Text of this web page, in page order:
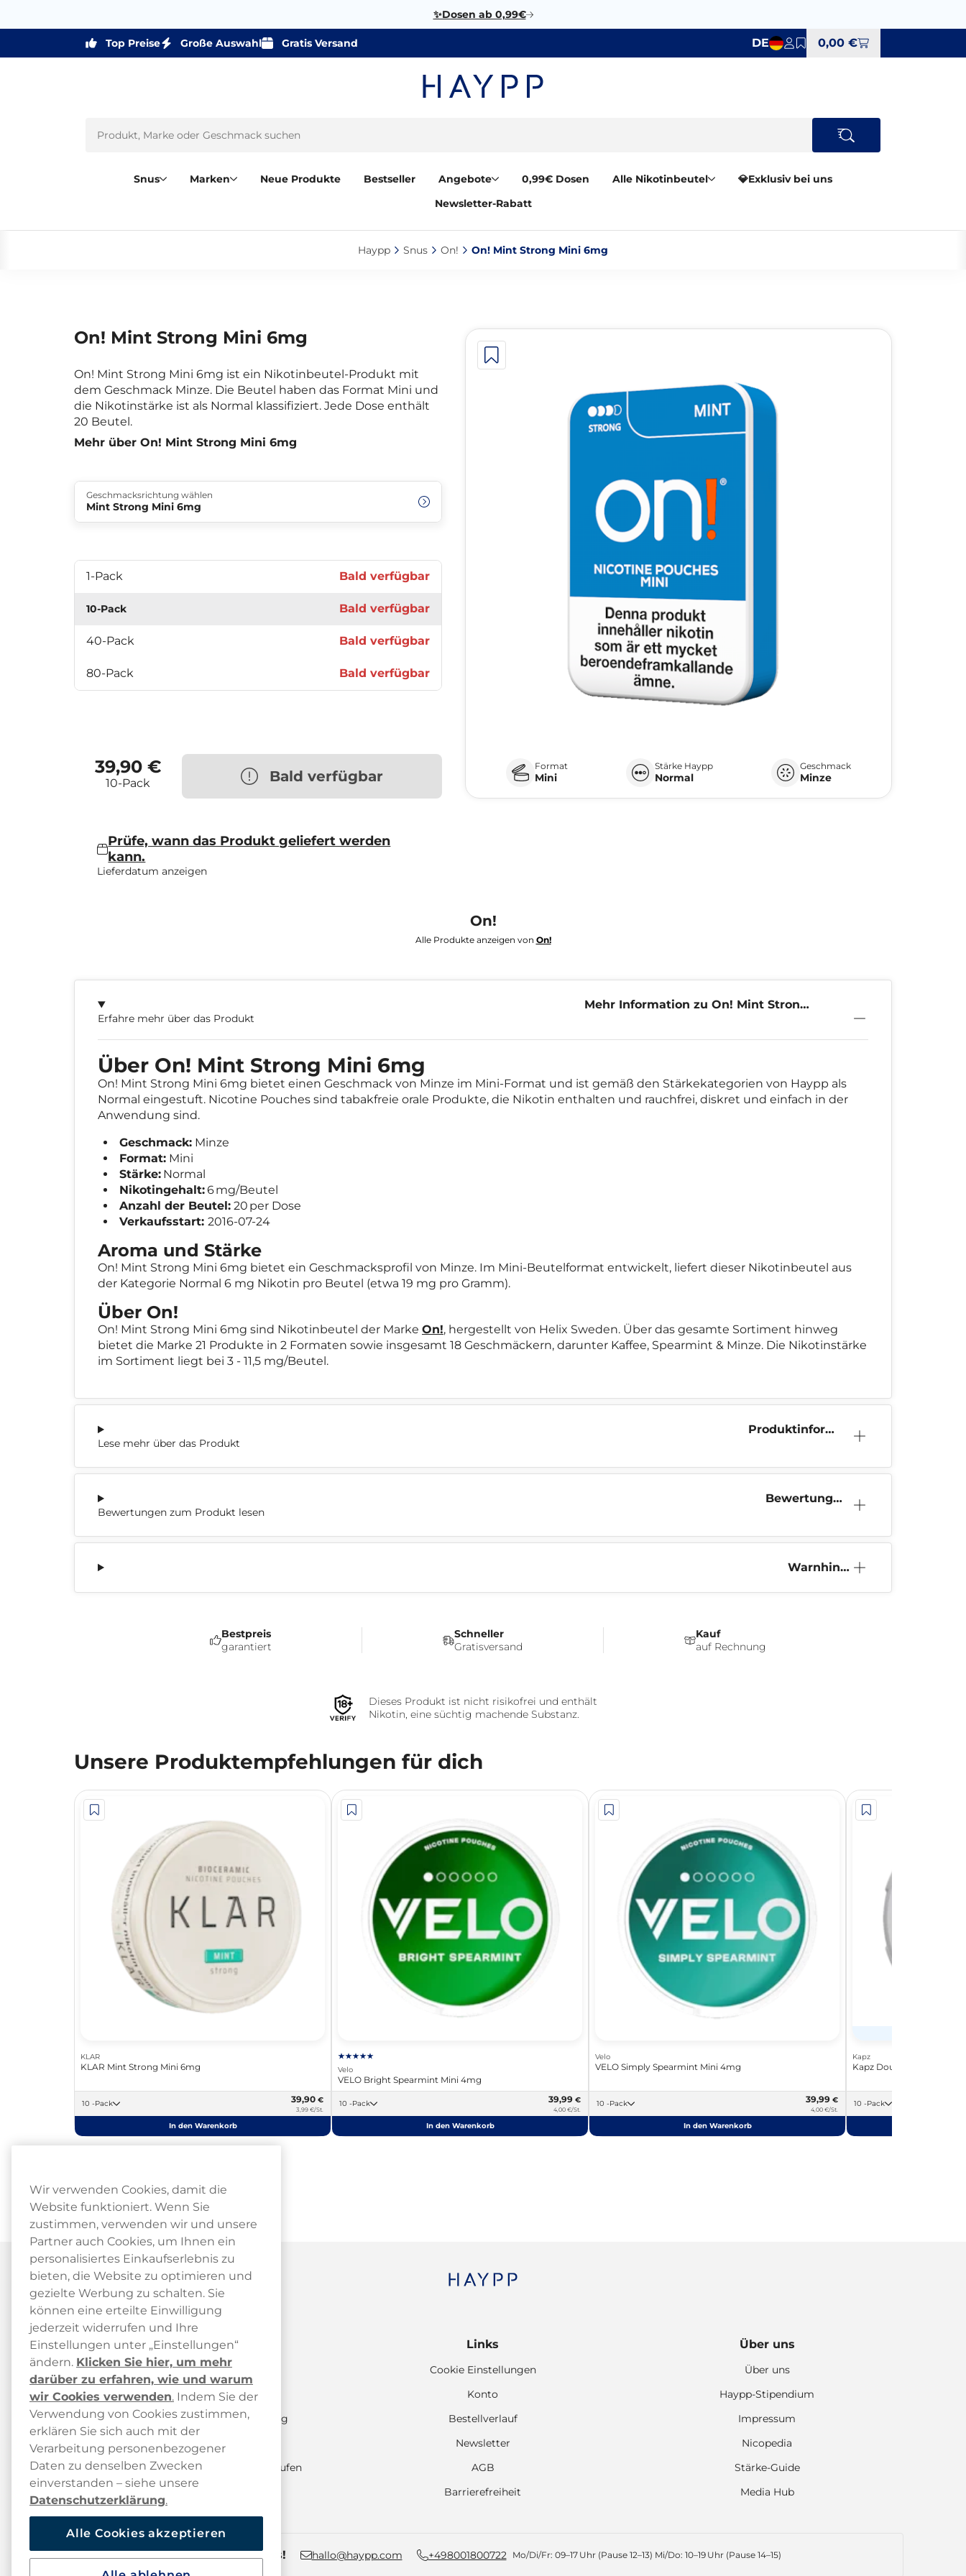
✨Dosen ab 0,99€
Top Preise Große Auswahl Gratis Versand DE 0,00 €
Snus Marken Neue Produkte Bestseller Angebote 0,99€ Dosen Alle Nikotinbeutel
💎Exklusiv bei uns
Newsletter-Rabatt
Haypp‎ Snus‎ On!‎ On! Mint Strong Mini 6mg‎
On! Mint Strong Mini 6mg
On! Mint Strong Mini 6mg ist ein Nikotinbeutel-Produkt mit
dem Geschmack Minze. Die Beutel haben das Format Mini und
die Nikotinstärke ist als Normal klassifiziert. Jede Dose enthält
20 Beutel.
Mehr über On! Mint Strong Mini 6mg
Format
Mini
Stärke Haypp
Normal
Geschmack
Minze
Geschmacksrichtung wählen
Mint Strong Mini 6mg
1-Pack Bald verfügbar
10-Pack Bald verfügbar
40-Pack Bald verfügbar
80-Pack Bald verfügbar
39,90 €
10-Pack Bald verfügbar
Prüfe, wann das Produkt geliefert werden
kann.
Lieferdatum anzeigen
Mehr Information zu On! Mint Strong
Erfahre mehr über das Produkt
Über On! Mint Strong Mini 6mg
On! Mint Strong Mini 6mg bietet einen Geschmack von Minze im Mini-Format und ist gemäß den Stärkekategorien von Haypp als
Normal eingestuft. Nicotine Pouches sind tabakfreie orale Produkte, die Nikotin enthalten und rauchfrei, diskret und einfach in der
Anwendung sind.
Geschmack: Minze
Format: Mini
Stärke: Normal
Nikotingehalt:6 mg/Beutel
Anzahl der Beutel: 20 per Dose
Verkaufsstart: 2016-07-24
Aroma und Stärke
On! Mint Strong Mini 6mg bietet ein Geschmacksprofil von Minze. Im Mini-Beutelformat entwickelt, liefert dieser Nikotinbeutel aus
der Kategorie Normal 6 mg Nikotin pro Beutel (etwa 19 mg pro Gramm).
Über On!
On! Mint Strong Mini 6mg sind Nikotinbeutel der Marke On!, hergestellt von Helix Sweden. Über das gesamte Sortiment hinweg
bietet die Marke 21 Produkte in 2 Formaten sowie insgesamt 18 Geschmäckern, darunter Kaffee, Spearmint & Minze. Die Nikotinstärke
im Sortiment liegt bei 3 - 11,5 mg/Beutel.
Produktinform
Lese mehr über das Produkt
Bewertunge
Bewertungen zum Produkt lesen
Warnhinw
On!
Alle Produkte anzeigen von On!
Bestpreis
garantiert
Schneller
Gratisversand
Kauf
auf Rechnung
Dieses Produkt ist nicht risikofrei und enthält
Nikotin, eine süchtig machende Substanz.
Unsere Produktempfehlungen für dich
KLAR
KLAR Mint Strong Mini 6mg
10 -Pack 39,90 €
3,99 €/St.
In den Warenkorb
Velo
VELO Bright Spearmint Mini 4mg
10 -Pack 39,99 €
4,00 €/St.
In den Warenkorb
Velo
VELO Simply Spearmint Mini 4mg
10 -Pack 39,99 €
4,00 €/St.
In den Warenkorb
Kapz
Kapz Double Mint Mini
10 -Pack
Kontaktiere uns! hallo@haypp.com +498001800722 Mo/Di/Fr: 09–17 Uhr (Pause 12–13) Mi/Do: 10–19 Uhr (Pause 14–15)
Kundendienst
Kundendienst
FAQ
Paketstatus & Sendungsverfolgung
Versand und Lieferung
Retoure anmelden / Kauf hier widerrufen
Links
Cookie Einstellungen
Konto
Bestellverlauf
Newsletter
AGB
Barrierefreiheit
Über uns
Über uns
Haypp-Stipendium
Impressum
Nicopedia
Stärke-Guide
Media Hub
Wir verwenden Cookies, damit die
Website funktioniert. Wenn Sie
zustimmen, verwenden wir und unsere
Partner auch Cookies, um Ihnen ein
personalisiertes Einkaufserlebnis zu
bieten, die Website zu optimieren und
gezielte Werbung zu schalten. Sie
können eine erteilte Einwilligung
jederzeit widerrufen und Ihre
Einstellungen unter „Einstellungen“
ändern. Klicken Sie hier, um mehr
darüber zu erfahren, wie und warum
wir Cookies verwenden. Indem Sie der
Verwendung von Cookies zustimmen,
erklären Sie sich auch mit der
Verarbeitung personenbezogener
Daten zu denselben Zwecken
einverstanden – siehe unsere
Datenschutzerklärung.
Alle Cookies akzeptieren